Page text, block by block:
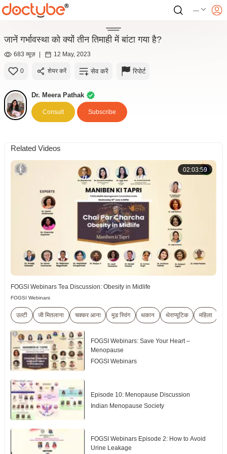
---
जानें गर्भावस्था को क्यों तीन तिमाही में बांटा गया है?
683 व्यूज़ | 12 May, 2023
0 शेयर करें सेव करें रिपोर्ट
Dr. Meera Pathak
Consult Subscribe
Related Videos
02:03:59
FOGSI Webinars Tea Discussion: Obesity in Midlife
FOGSI Webinars
उल्टी जी मितलाना चक्कर आना मूड स्विंग थकान थेराप्यूटिक महिला
FOGSI Webinars: Save Your Heart –
Menopause
FOGSI Webinars
Episode 10: Menopause Discussion
Indian Menopause Society
FOGSI Webinars Episode 2: How to Avoid
Urine Leakage